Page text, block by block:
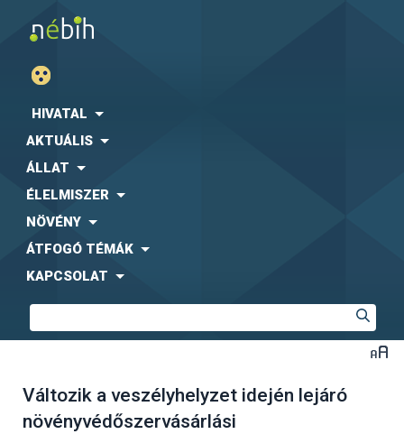
HIVATAL
AKTUÁLIS
ÁLLAT
ÉLELMISZER
NÖVÉNY
ÁTFOGÓ TÉMÁK
KAPCSOLAT
Változik a veszélyhelyzet idején lejáró
növényvédőszervásárlási